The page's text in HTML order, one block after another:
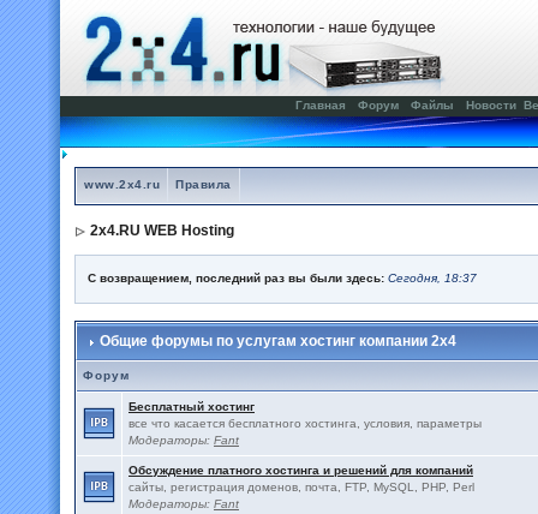
Главная Форум Файлы Новости
www.2x4.ru Правила
2x4.RU WEB Hosting
С возвращением, последний раз вы были здесь: Сегодня, 18:37
Общие форумы по услугам хостинг компании 2x4
Форум
Бесплатный хостинг
все что касается бесплатного хостинга, условия, параметры
Модераторы: Fant
Обсуждение платного хостинга и решений для компаний
сайты, регистрация доменов, почта, FTP, MySQL, PHP, Perl
Модераторы: Fant